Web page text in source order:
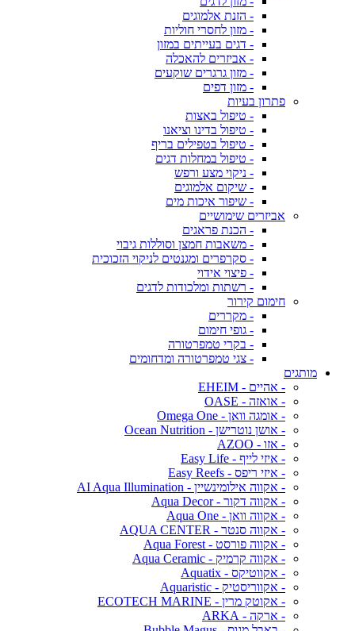
- הזנת אלמוגים
- מזון לחסרי חוליות
- דגים בעייתים במזון
- אביזרים להאכלה
- מזון גרגרים שוקעים
- מזון דפים
פתרון בעיות
- טיפול באצות
- טיפול בדינו וציאנו
- טיפול בטפילים בריף
- טיפול במחלות דגים
- ניקוי מצע ורפש
- שיקום אלמוגים
- שיפור איכות מים
אביזרים שימושיים
- הכנת פראגים
- משאבות חמצן וסוללות גיבוי
- סקרפרים ומגנטים לניקוי הזכוכית
- פיצוי אידוי
- רשתות ומלכודות לדגים
חימום קירור
- מקררים
- גופי חימום
- בקרי טמפרטורה
- צגי טמפרטורה ומדחומים
מותגים
- אהיים - EHEIM
- אואזה - OASE
- אומגה וואן - Omega One
- אושן נוטרישן - Ocean Nutrition
- אזו - AZOO
- איזי לייף - Easy Life
- איזי ריפס - Easy Reefs
- אקווה אילומינשיין - AI Aqua Illumination
- אקווה דקור - Aqua Decor
- אקווה וואן - Aqua One
- אקווה סנטר - AQUA CENTER
- אקווה פורסט - Aqua Forest
- אקווה קרמיק - Aqua Ceramic
- אקווטיקס - Aquatix
- אקווריסטיק - Aquaristic
- אקוטק מרין - ECOTECH MARINE
- ארקה - ARKA